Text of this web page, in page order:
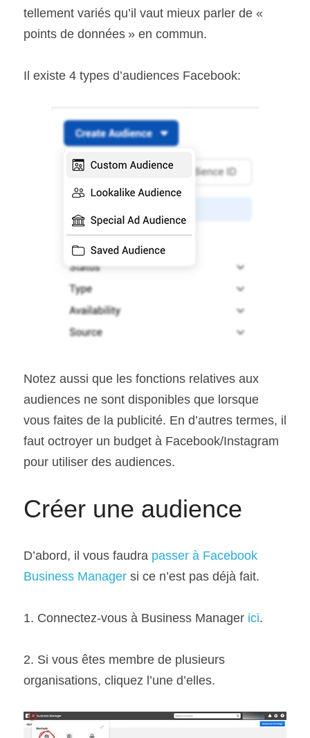
tellement variés qu’il vaut mieux parler de «
points de données » en commun.
Il existe 4 types d’audiences Facebook:
Notez aussi que les fonctions relatives aux
audiences ne sont disponibles que lorsque
vous faites de la publicité. En d’autres termes, il
faut octroyer un budget à Facebook/Instagram
pour utiliser des audiences.
Créer une audience
D’abord, il vous faudra passer à Facebook
Business Manager si ce n’est pas déjà fait.
1. Connectez-vous à Business Manager ici.
2. Si vous êtes membre de plusieurs
organisations, cliquez l’une d’elles.